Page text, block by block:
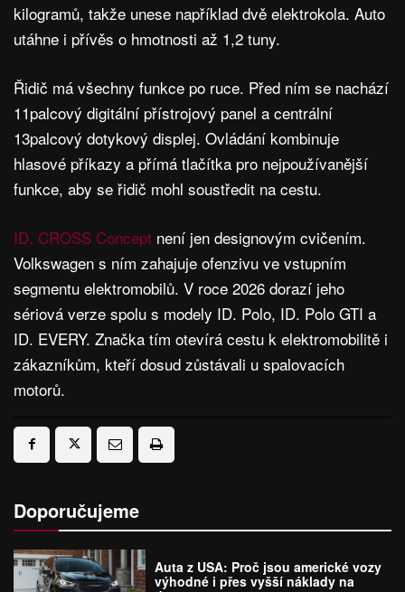
kilogramů, takže unese například dvě elektrokola. Auto
utáhne i přívěs o hmotnosti až 1,2 tuny.
Řidič má všechny funkce po ruce. Před ním se nachází
11palcový digitální přístrojový panel a centrální
13palcový dotykový displej. Ovládání kombinuje
hlasové příkazy a přímá tlačítka pro nejpoužívanější
funkce, aby se řidič mohl soustředit na cestu.
ID. CROSS Concept není jen designovým cvičením.
Volkswagen s ním zahajuje ofenzivu ve vstupním
segmentu elektromobilů. V roce 2026 dorazí jeho
sériová verze spolu s modely ID. Polo, ID. Polo GTI a
ID. EVERY. Značka tím otevírá cestu k elektromobilitě i
zákazníkům, kteří dosud zůstávali u spalovacích
motorů.
Doporučujeme
Auta z USA: Proč jsou americké vozy
výhodné i přes vyšší náklady na